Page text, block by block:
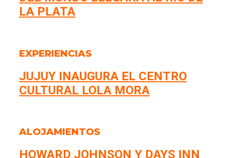
LA PLATA
EXPERIENCIAS
JUJUY INAUGURA EL CENTRO
CULTURAL LOLA MORA
ALOJAMIENTOS
HOWARD JOHNSON Y DAYS INN